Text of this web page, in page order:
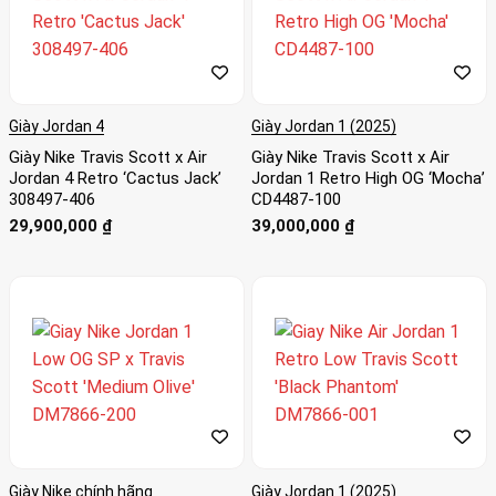
Giày Jordan 4
Giày Nike Travis Scott x Air
Jordan 4 Retro ‘Cactus Jack’
308497-406
29,900,000 ₫
Giày Jordan 1 (2025)
Giày Nike Travis Scott x Air
Jordan 1 Retro High OG ‘Mocha’
CD4487-100
39,000,000 ₫
Giày Nike chính hãng Giày Jordan 1 (2025)